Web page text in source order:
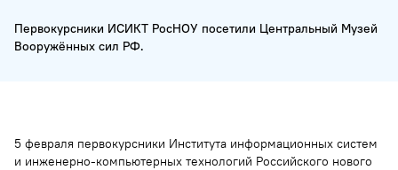
Первокурсники ИСИКТ РосНОУ посетили Центральный Музей
Вооружённых сил РФ.
5 февраля первокурсники Института информационных систем
и инженерно-компьютерных технологий Российского нового